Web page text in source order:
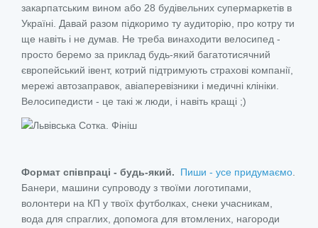
закарпатським вином або 28 будівельних супермаркетів в
Україні. Давай разом підкоримо ту аудиторію, про котру ти
ще навіть і не думав. Не треба винаходити велосипед -
просто беремо за приклад будь-який багатотисячний
європейський івент, котрий підтримують страхові компанії,
мережі автозаправок, авіаперевізники і медичні клініки.
Велосипедисти - це такі ж люди, і навіть кращі ;)
Формат співпраці - будь-який. Пиши - усе придумаємо.
Банери, машини супроводу з твоїми логотипами,
волонтери на КП у твоїх футболках, снеки учасникам,
вода для спраглих, допомога для втомлених, нагороди